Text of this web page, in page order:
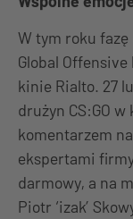
W tym roku
Global
kinie Rialto. 27
drużyn CS:GO
komentarzem
ekspertami
darmowy, a na
Piotr ‘izak’